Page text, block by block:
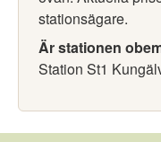
stationsägare.
Är stationen
Station St1